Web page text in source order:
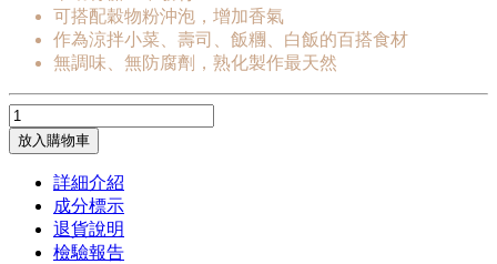
可搭配穀物粉沖泡，增加香氣
作為涼拌小菜、壽司、飯糰、白飯的百搭食材
無調味、無防腐劑，熟化製作最天然
放入購物車
詳細介紹
成分標示
退貨說明
檢驗報告